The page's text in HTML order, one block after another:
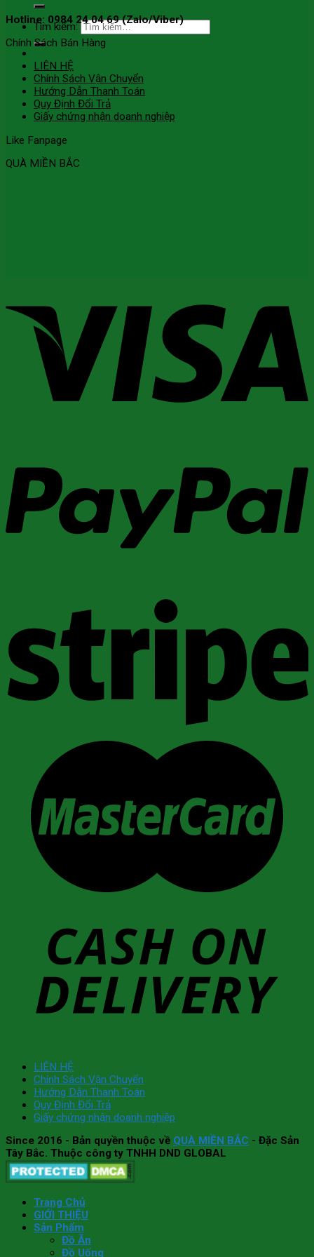
Tìm kiếm:
Hotline: 0984 24 04 69 (Zalo/Viber)
Chính Sách Bán Hàng
LIÊN HỆ
Chính Sách Vận Chuyển
Hướng Dẫn Thanh Toán
Quy Định Đổi Trả
Giấy chứng nhận doanh nghiệp
Like Fanpage
QUÀ MIỀN BẮC
LIÊN HỆ
Chính Sách Vận Chuyển
Hướng Dẫn Thanh Toán
Quy Định Đổi Trả
Giấy chứng nhận doanh nghiệp
Since 2016 - Bản quyền thuộc về QUÀ MIỀN BẮC - Đặc Sản
Tây Bắc. Thuộc công ty TNHH DND GLOBAL
Trang Chủ
GIỚI THIỆU
Sản Phẩm
Đồ Ăn
Đồ Uống